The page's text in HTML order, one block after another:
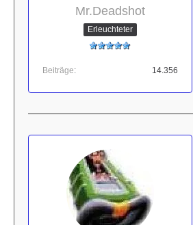
Mr.Deadshot
Erleuchteter
Beiträge 14.356